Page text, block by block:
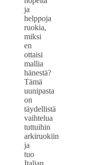
ja
helppoja
ruokia,
miksi
en
ottaisi
mallia
hänestä?
Tämä
uunipasta
on
täydellistä
vaihtelua
tuttuihin
arkiruokiin
ja
tuo
Italian